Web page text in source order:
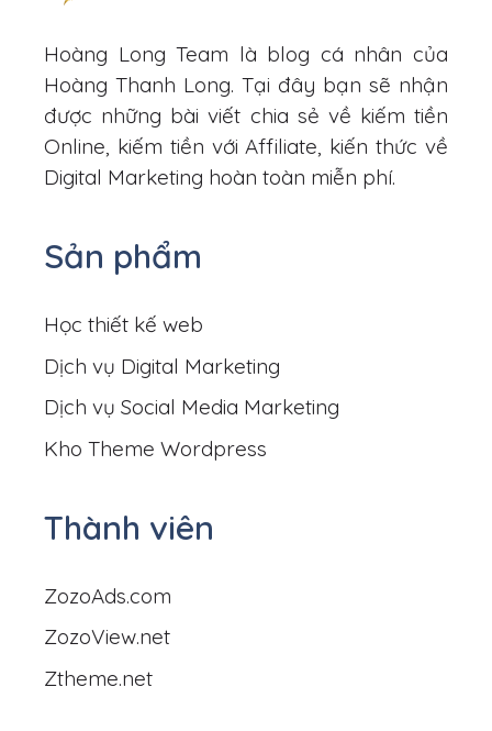
Hoàng Long Team là blog cá nhân của
Hoàng Thanh Long. Tại đây bạn sẽ nhận
được những bài viết chia sẻ về kiếm tiền
Online, kiếm tiền với Affiliate, kiến thức về
Digital Marketing hoàn toàn miễn phí.
Sản phẩm
Học thiết kế web
Dịch vụ Digital Marketing
Dịch vụ Social Media Marketing
Kho Theme Wordpress
Thành viên
ZozoAds.com
ZozoView.net
Ztheme.net